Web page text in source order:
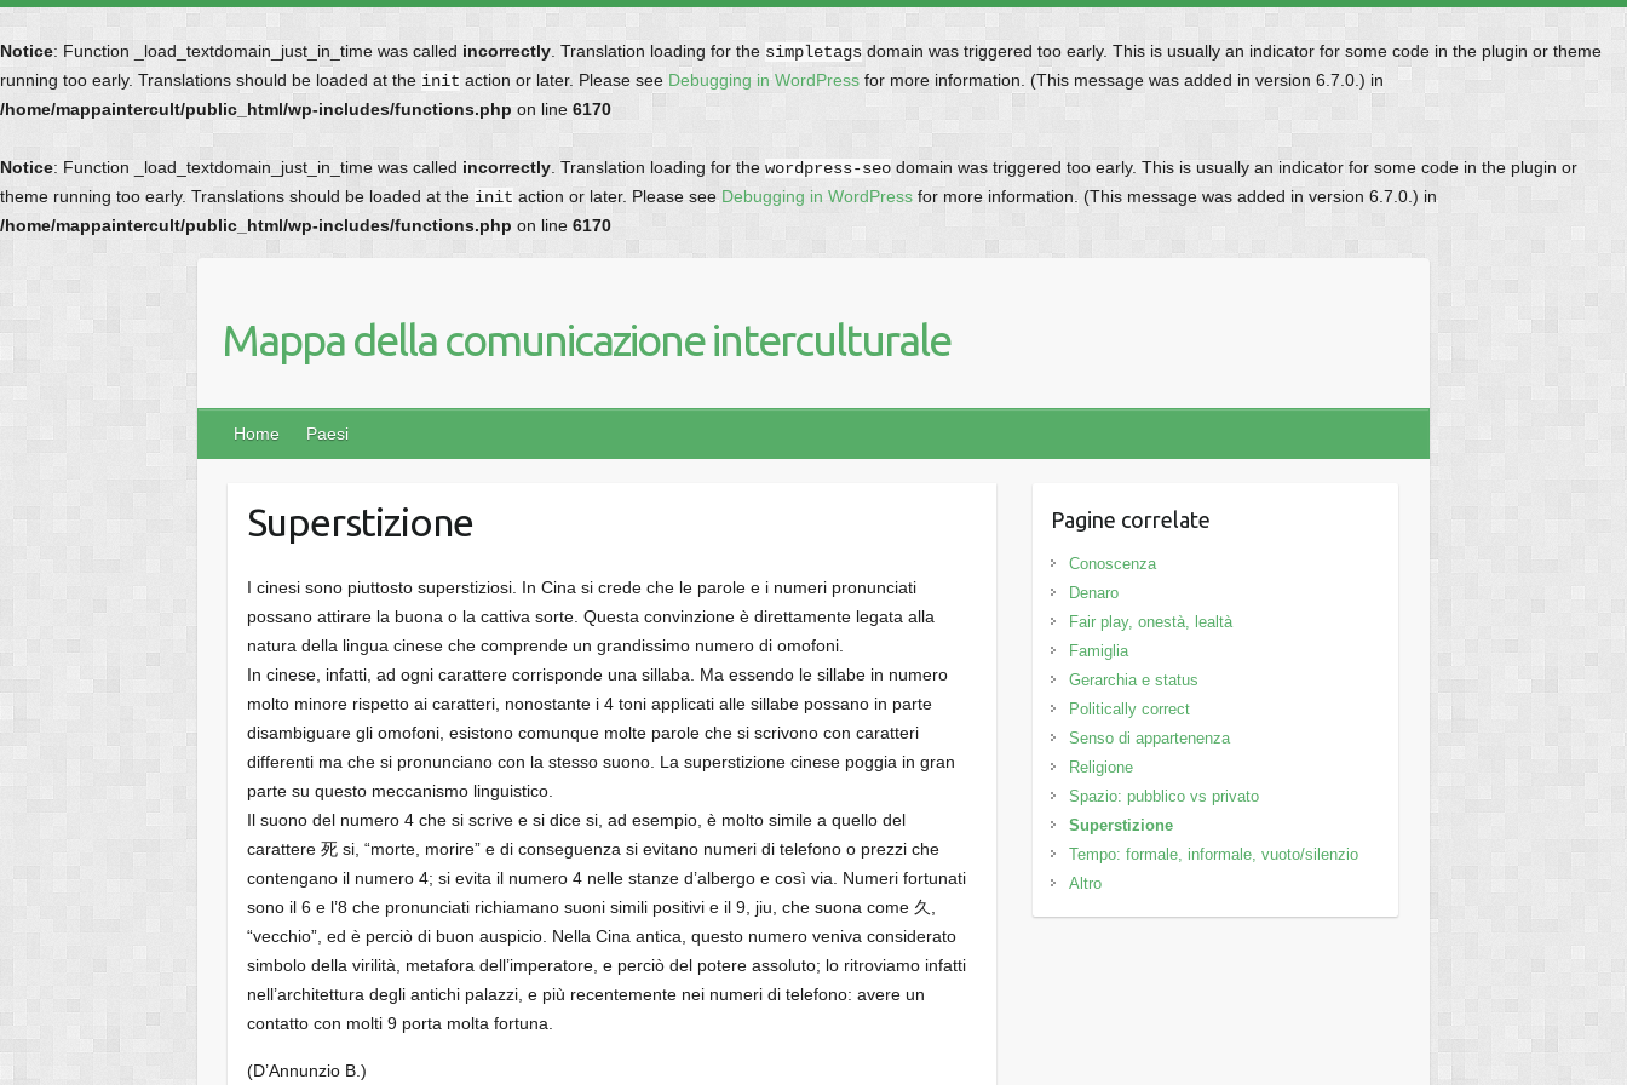
Notice: Function _load_textdomain_just_in_time was called incorrectly . Translation loading for the simpletags domain was triggered too early. This is usually an indicator for some code in the plugin or theme
running too early. Translations should be loaded at the init action or later. Please see Debugging in WordPress for more information. (This message was added in version 6.7.0.) in
/home/mappaintercult/public_html/wp-includes/functions.php on line 6170
Notice: Function _load_textdomain_just_in_time was called incorrectly . Translation loading for the wordpress-seo domain was triggered too early. This is usually an indicator for some code in the plugin or
theme running too early. Translations should be loaded at the init action or later. Please seeDebugging in WordPress for more information. (This message was added in version 6.7.0.) in
/home/mappaintercult/public_html/wp-includes/functions.php on line 6170
Mappa della comunicazione interculturale
Home Paesi
Superstizione
I cinesi sono piuttosto superstiziosi. In Cina si crede che le parole e i numeri pronunciati
possano attirare la buona o la cattiva sorte. Questa convinzione è direttamente legata alla
natura della lingua cinese che comprende un grandissimo numero di omofoni.
In cinese, infatti, ad ogni carattere corrisponde una sillaba. Ma essendo le sillabe in numero
molto minore rispetto ai caratteri, nonostante i 4 toni applicati alle sillabe possano in parte
disambiguare gli omofoni, esistono comunque molte parole che si scrivono con caratteri
differenti ma che si pronunciano con la stesso suono. La superstizione cinese poggia in gran
parte su questo meccanismo linguistico.
Il suono del numero 4 che si scrive e si dice si, ad esempio, è molto simile a quello del
carattere 死 si, “morte, morire” e di conseguenza si evitano numeri di telefono o prezzi che
contengano il numero 4; si evita il numero 4 nelle stanze d’albergo e così via. Numeri fortunati
sono il 6 e l’8 che pronunciati richiamano suoni simili positivi e il 9, jiu, che suona come 久,
“vecchio”, ed è perciò di buon auspicio. Nella Cina antica, questo numero veniva considerato
simbolo della virilità, metafora dell’imperatore, e perciò del potere assoluto; lo ritroviamo infatti
nell’architettura degli antichi palazzi, e più recentemente nei numeri di telefono: avere un
contatto con molti 9 porta molta fortuna.
(D’Annunzio B.)
Pagine correlate
Conoscenza
Denaro
Fair play, onestà, lealtà
Famiglia
Gerarchia e status
Politically correct
Senso di appartenenza
Religione
Spazio: pubblico vs privato
Superstizione
Tempo: formale, informale, vuoto/silenzio
Altro